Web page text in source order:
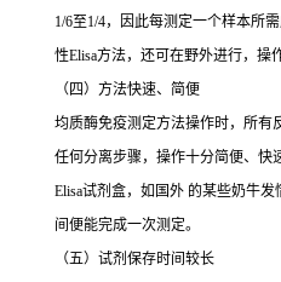
1/6至1/4，因此每测定一个样本所
性Elisa方法，还可在野外进行，操
（四）方法快速、简便
均质酶免疫测定方法操作时，所有
任何分离步骤，操作十分简便、快
Elisa试剂盒，如国外 的某些奶牛发
间便能完成一次测定。
（五）试剂保存时间较长